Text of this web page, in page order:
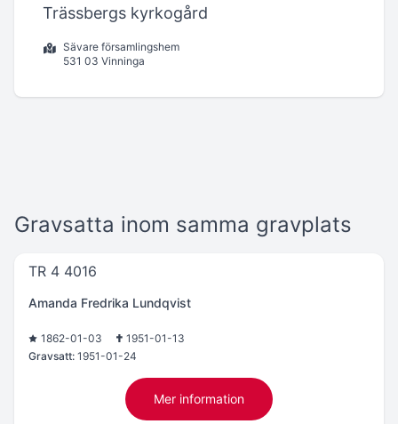
Trässbergs kyrkogård
Sävare församlingshem
531 03 Vinninga
Gravsatta inom samma gravplats
TR 4 4016
Amanda Fredrika Lundqvist
1862-01-03
1951-01-13
Gravsatt: 1951-01-24
Mer information